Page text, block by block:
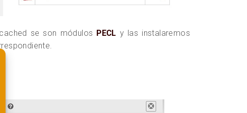
se son módulos PECL y las instalaremos